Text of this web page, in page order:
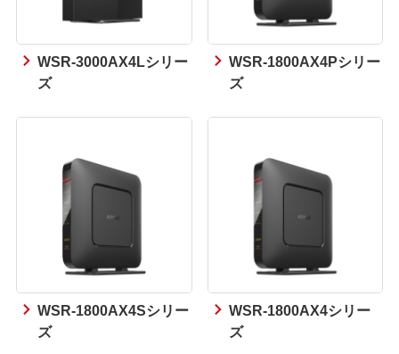
WSR-3000AX4Lシリー
ズ
WSR-1800AX4Pシリー
ズ
WSR-1800AX4Sシリー
ズ
WSR-1800AX4シリー
ズ